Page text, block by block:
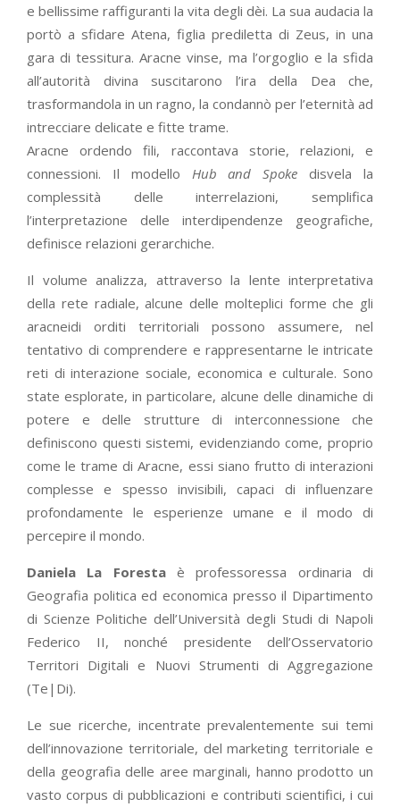
e bellissime raffiguranti la vita degli dèi. La sua audacia la
portò a sfidare Atena, figlia prediletta di Zeus, in una
gara di tessitura. Aracne vinse, ma l’orgoglio e la sfida
all’autorità divina suscitarono l’ira della Dea che,
trasformandola in un ragno, la condannò per l’eternità ad
intrecciare delicate e fitte trame.
Aracne ordendo fili, raccontava storie, relazioni, e
connessioni. Il modello Hub and Spoke disvela la
complessità delle interrelazioni, semplifica
l’interpretazione delle interdipendenze geografiche,
definisce relazioni gerarchiche.
Il volume analizza, attraverso la lente interpretativa
della rete radiale, alcune delle molteplici forme che gli
aracneidi orditi territoriali possono assumere, nel
tentativo di comprendere e rappresentarne le intricate
reti di interazione sociale, economica e culturale. Sono
state esplorate, in particolare, alcune delle dinamiche di
potere e delle strutture di interconnessione che
definiscono questi sistemi, evidenziando come, proprio
come le trame di Aracne, essi siano frutto di interazioni
complesse e spesso invisibili, capaci di influenzare
profondamente le esperienze umane e il modo di
percepire il mondo.
Daniela La Foresta è professoressa ordinaria di
Geografia politica ed economica presso il Dipartimento
di Scienze Politiche dell’Università degli Studi di Napoli
Federico II, nonché presidente dell’Osservatorio
Territori Digitali e Nuovi Strumenti di Aggregazione
(Te|Di).
Le sue ricerche, incentrate prevalentemente sui temi
dell’innovazione territoriale, del marketing territoriale e
della geografia delle aree marginali, hanno prodotto un
vasto corpus di pubblicazioni e contributi scientifici, i cui